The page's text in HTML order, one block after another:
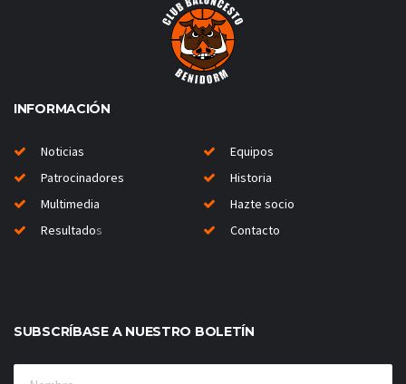
INFORMACIÓN
Noticias
Equipos
Patrocinadores
Historia
Multimedia
Hazte socio
Resultados Contacto
SUBSCRÍBASE A NUESTRO BOLETÍN